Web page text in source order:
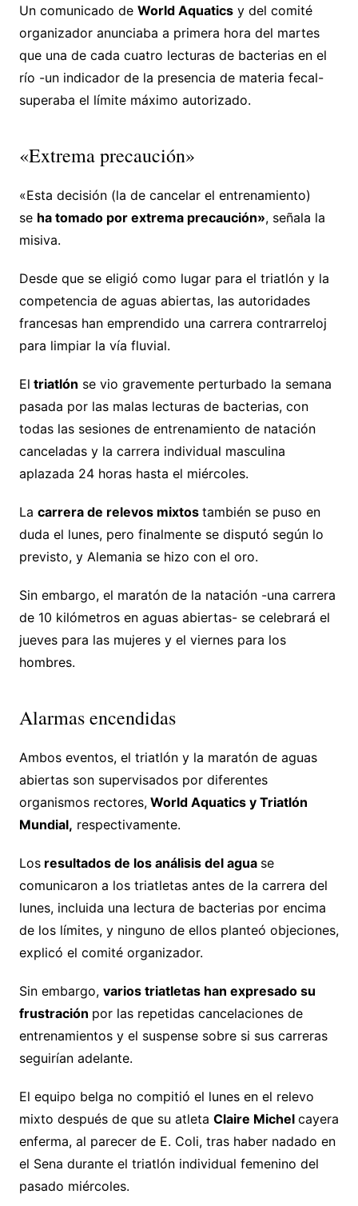
Un comunicado de World Aquaticsy del comité
organizador anunciaba a primera hora del martes
que una de cada cuatro lecturas de bacterias en el
río -un indicador de la presencia de materia fecal-
superaba el límite máximo autorizado.
«Extrema precaución»
«Esta decisión (la de cancelar el entrenamiento)
se ha tomado por extrema precaución», señala la
misiva.
Desde que se eligió como lugar para el triatlón y la
competencia de aguas abiertas, las autoridades
francesas han emprendido una carrera contrarreloj
para limpiar la vía fluvial.
El triatlón se vio gravemente perturbado la semana
pasada por las malas lecturas de bacterias, con
todas las sesiones de entrenamiento de natación
canceladas y la carrera individual masculina
aplazada 24 horas hasta el miércoles.
La carrera de relevos mixtos también se puso en
duda el lunes, pero finalmente se disputó según lo
previsto, y Alemania se hizo con el oro.
Sin embargo, el maratón de la natación -una carrera
de 10 kilómetros en aguas abiertas- se celebrará el
jueves para las mujeres y el viernes para los
hombres.
Alarmas encendidas
Ambos eventos, el triatlón y la maratón de aguas
abiertas son supervisados por diferentes
organismos rectores,World Aquatics y Triatlón
Mundial, respectivamente.
Losresultados de los análisis del agua se
comunicaron a los triatletas antes de la carrera del
lunes, incluida una lectura de bacterias por encima
de los límites, y ninguno de ellos planteó objeciones,
explicó el comité organizador.
Sin embargo, varios triatletas han expresado su
frustración por las repetidas cancelaciones de
entrenamientos y el suspense sobre si sus carreras
seguirían adelante.
El equipo belga no compitió el lunes en el relevo
mixto después de que su atleta Claire Michel cayera
enferma, al parecer de E. Coli, tras haber nadado en
el Sena durante el triatlón individual femenino del
pasado miércoles.